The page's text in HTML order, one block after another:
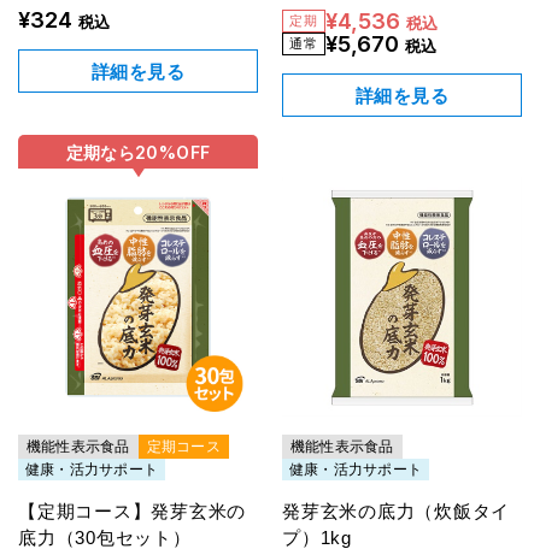
¥324 税込
詳細を見る
ス）【20％OFF】
¥4,536 税込
¥5,670 税込
詳細を見る
定期なら20%OFF
機能性表示食品
定期コース
健康・活力サポート
【定期コース】発芽玄米の
底力（30包セット）
機能性表示食品
健康・活力サポート
発芽玄米の底力（炊飯タイ
プ）1kg